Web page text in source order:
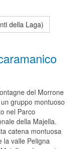
della Laga)
del Morrone
gruppo montuoso
nel Parco
della Majella.
catena montuosa
la valle Peligna